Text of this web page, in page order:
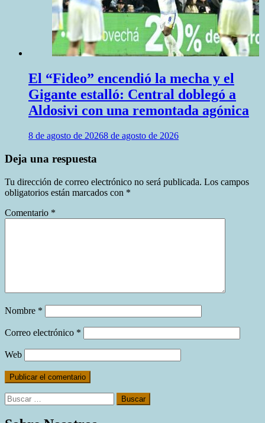
El “Fideo” encendió la mecha y el
Gigante estalló: Central doblegó a
Aldosivi con una remontada agónica
8 de agosto de 20268 de agosto de 2026
Deja una respuesta
Tu dirección de correo electrónico no será publicada. Los campos
obligatorios están marcados con *
Comentario *
Nombre *
Correo electrónico *
Web
Buscar: